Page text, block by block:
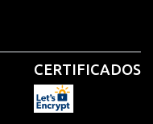
CERTIFICADOS